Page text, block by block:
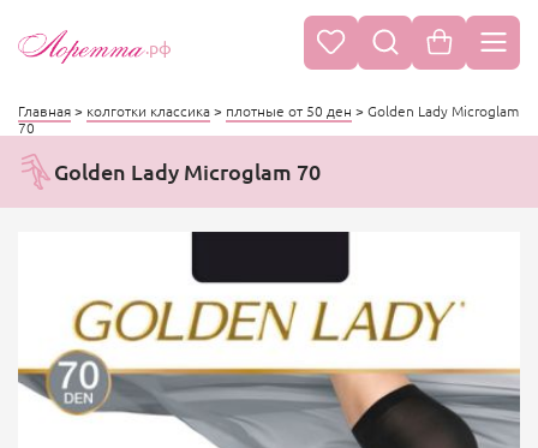
.рф
Главная> колготки классика> плотные от 50 ден > Golden Lady Microglam
70
Golden Lady Microglam 70